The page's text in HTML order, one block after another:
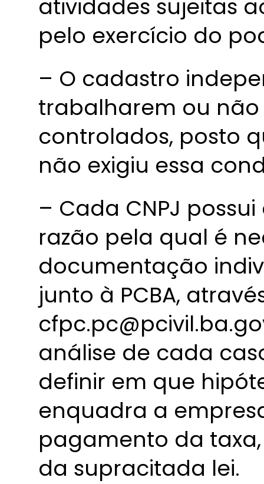
atividades sujeitas
pelo exercício do
– O cadastro
trabalharem ou
controlados, posto
não exigiu essa
– Cada CNPJ
razão pela qual é
documentação
junto à PCBA,
análise de cada
definir em que
enquadra a
pagamento da
da supracitada lei.